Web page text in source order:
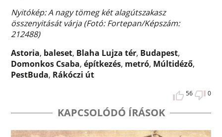
Nyitókép: A nagy tömeg két alagútszakasz
összenyitását várja (Fotó: Fortepan/Képszám:
212488)
Astoria, baleset, Blaha Lujza tér, Budapest,
Domonkos Csaba,építkezés, metró, Múltidéző,
PestBuda, Rákóczi út
56 0
KAPCSOLÓDÓ ÍRÁSOK